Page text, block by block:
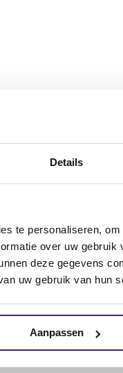
Details
te personaliseren,
over uw
deze gegevens
uw gebruik van hun
Aanpassen